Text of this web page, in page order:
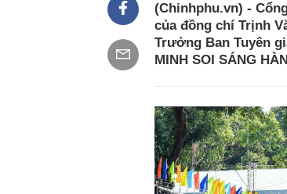
(Chinhphu.vn) -
của đồng chí Trịnh
Trưởng Ban Tuyên
MINH SOI SÁNG